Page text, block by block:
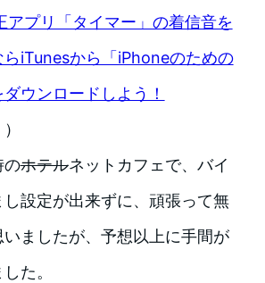
アプリ「タイマー」の着信音を
iTunesから「iPhoneのための
ウンロードしよう！
のホテルネットカフェで、バイ
設定が出来ずに、頑張って無
ましたが、予想以上に手間が
た。